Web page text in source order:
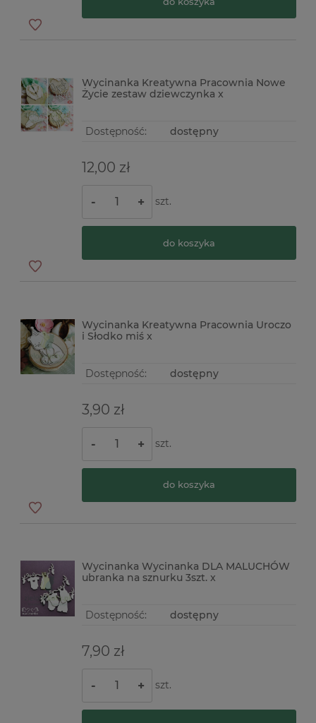
Wycinanka Kreatywna Pracownia Nowe
Życie zestaw dziewczynka x
Dostępność: dostępny
12,00 zł
- + szt.
do koszyka
Wycinanka Kreatywna Pracownia Uroczo
i Słodko miś x
Dostępność: dostępny
3,90 zł
- + szt.
do koszyka
Wycinanka Wycinanka DLA MALUCHÓW
ubranka na sznurku 3szt. x
Dostępność: dostępny
7,90 zł
- + szt.